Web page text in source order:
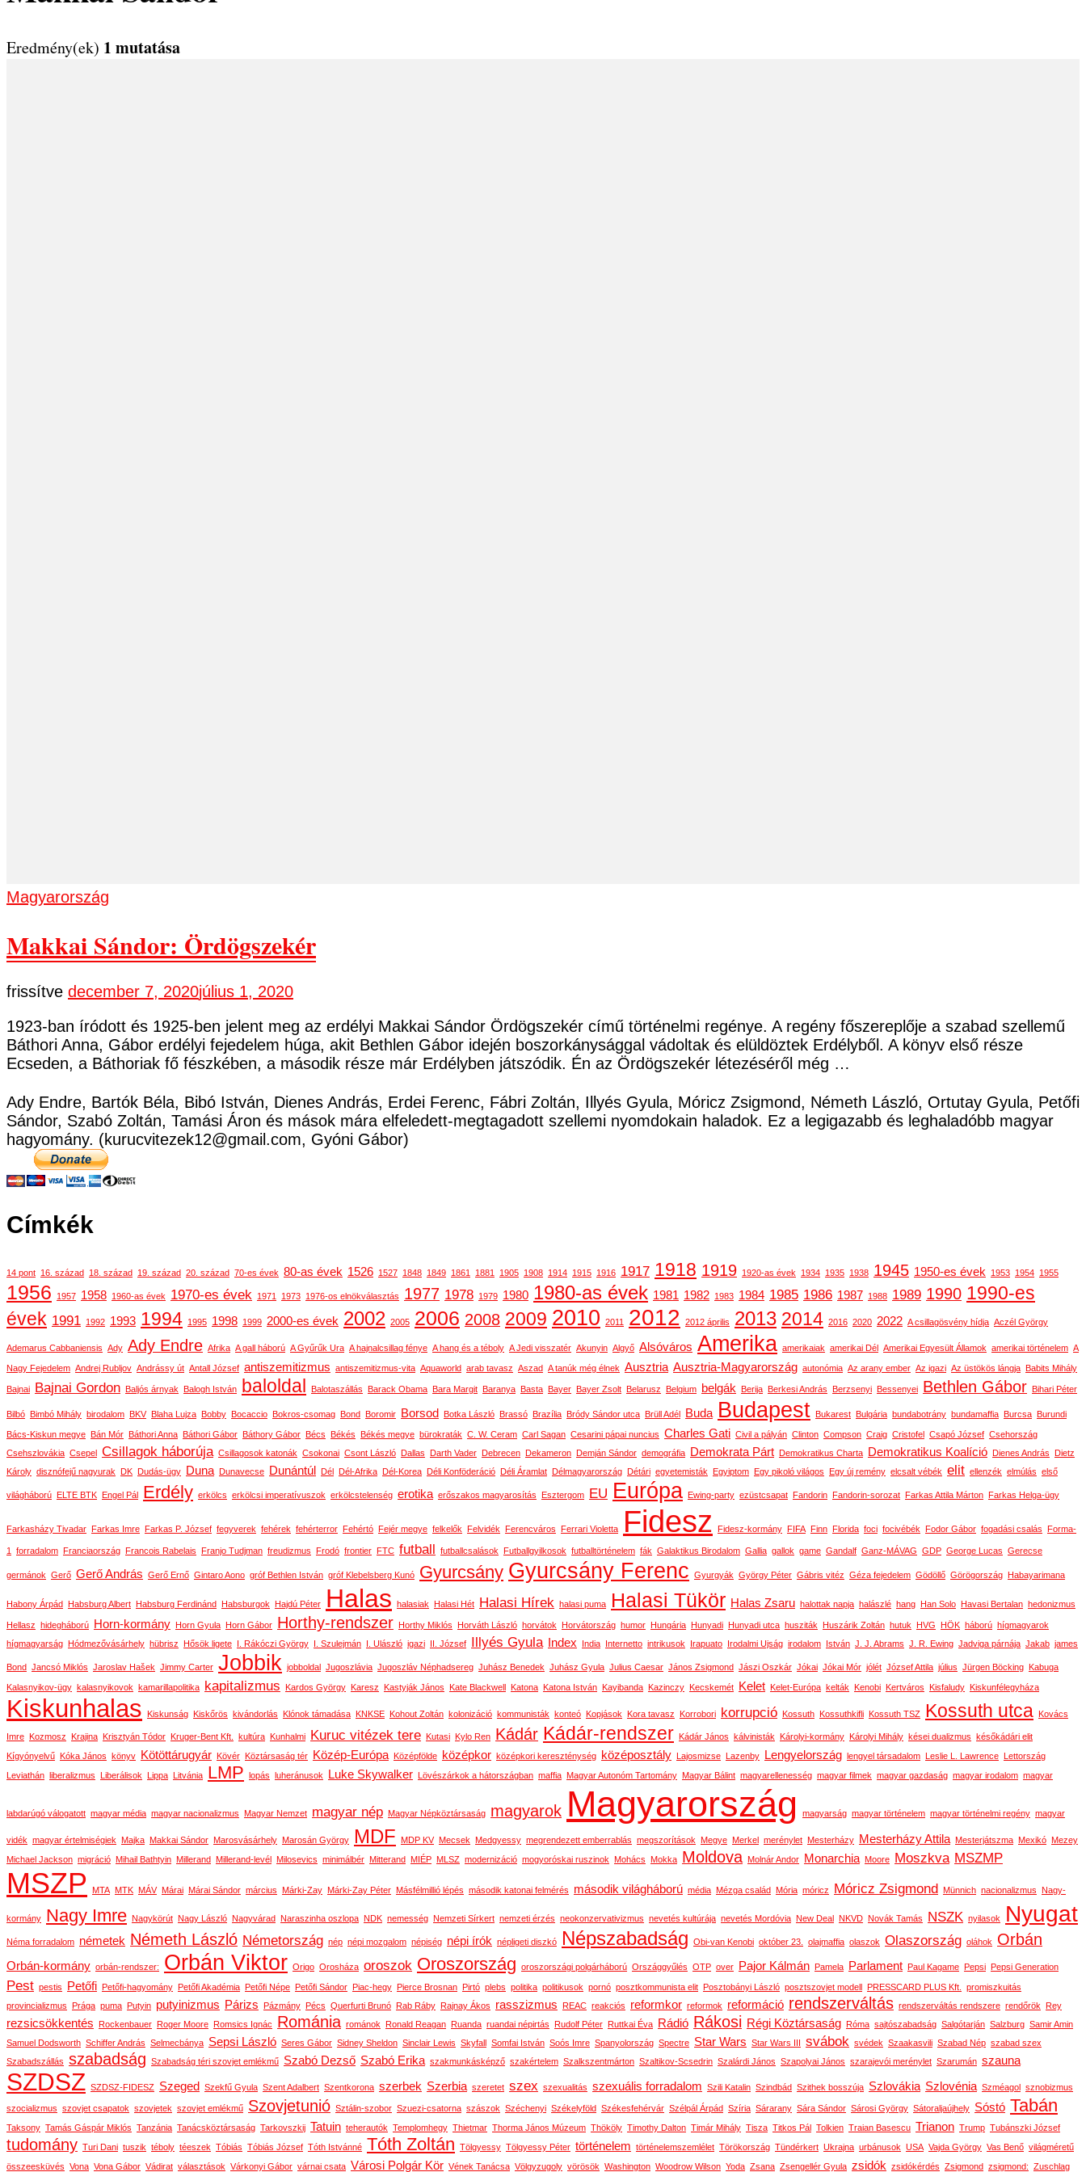
Eredmény(ek) 1 mutatása
Magyarország
Makkai Sándor: Ördögszekér
frissítve december 7, 2020július 1, 2020
1923-ban íródott és 1925-ben jelent meg az erdélyi Makkai Sándor Ördögszekér című történelmi regénye. A regény főszereplője a szabad szellemű
Báthori Anna, Gábor erdélyi fejedelem húga, akit Bethlen Gábor idején boszorkánysággal vádoltak és elüldöztek Erdélyből. A könyv első része
Ecseden, a Báthoriak fő fészkében, a második része már Erdélyben játszódik. Én az Ördögszekér létezéséről még …
Ady Endre, Bartók Béla, Bibó István, Dienes András, Erdei Ferenc, Fábri Zoltán, Illyés Gyula, Móricz Zsigmond, Németh László, Ortutay Gyula, Petőfi
Sándor, Szabó Zoltán, Tamási Áron és mások mára elfeledett-megtagadott szellemi nyomdokain haladok. Ez a legigazabb és leghaladóbb magyar
hagyomány. (kurucvitezek12@gmail.com, Gyóni Gábor)
Címkék
14 pont 16. század 18. század 19. század 20. század 70-es évek 80-as évek 1526 1527 1848 1849 1861 1881 1905 1908 1914 1915 1916 1917 1918 1919 1920-as évek 1934 1935 1938 1945 1950-es évek 1953 1954 1955
1956 1957 1958 1960-as évek 1970-es évek 1971 1973 1976-os elnökválasztás 1977 1978 1979 1980 1980-as évek 1981 1982 1983 1984 1985 1986 1987 1988 1989 1990 1990-es
évek 1991 1992 1993 1994 1995 1998 1999 2000-es évek 2002 2005 2006 2008 2009 2010 2011 2012 2012 április 2013 2014 2016 2020 2022 A csillagösvény hídja Aczél György
Ademarus Cabbaniensis Ady Ady Endre Afrika A gall háború A Gyűrűk Ura A hajnalcsillag fénye A hang és a téboly A Jedi visszatér Akunyin Algyő Alsóváros Amerika amerikaiak amerikai Dél Amerikai Egyesült Államok amerikai történelem A
Nagy Fejedelem Andrej Rubljov Andrássy út Antall József antiszemitizmus antiszemitizmus-vita Aquaworld arab tavasz Aszad A tanúk még élnek Ausztria Ausztria-Magyarország autonómia Az arany ember Az igazi Az üstökös lángja Babits Mihály
Bajnai Bajnai Gordon Baljós árnyak Balogh István baloldal Balotaszállás Barack Obama Bara Margit Baranya Basta Bayer Bayer Zsolt Belarusz Belgium belgák Berija Berkesi András Berzsenyi Bessenyei Bethlen Gábor Bihari Péter
Bilbó Bimbó Mihály birodalom BKV Blaha Lujza Bobby Bocaccio Bokros-csomag Bond Boromir Borsod Botka László Brassó Brazília Bródy Sándor utca Brüll Adél Buda Budapest Bukarest Bulgária bundabotrány bundamaffia Burcsa Burundi
Bács-Kiskun megye Bán Mór Báthori Anna Báthori Gábor Báthory Gábor Bécs Békés Békés megye bürokraták C. W. Ceram Carl Sagan Cesarini pápai nuncius Charles Gati Civil a pályán Clinton Compson Craig Cristofel Csapó József Csehország
Csehszlovákia Csepel Csillagok háborúja Csillagosok katonák Csokonai Csont László Dallas Darth Vader Debrecen Dekameron Demján Sándor demográfia Demokrata Párt Demokratikus Charta Demokratikus Koalíció Dienes András Dietz
Károly disznófejű nagyurak DK Dudás-ügy Duna Dunavecse Dunántúl Dél Dél-Afrika Dél-Korea Déli Konföderáció Déli Áramlat Délmagyarország Détári egyetemisták Egyiptom Egy pikoló világos Egy új remény elcsalt vébék elit ellenzék elmúlás első
világháború ELTE BTK Engel Pál Erdély erkölcs erkölcsi imperatívuszok erkölcstelenség erotika erőszakos magyarosítás Esztergom EU Európa Ewing-party ezüstcsapat Fandorin Fandorin-sorozat Farkas Attila Márton Farkas Helga-ügy
Farkasházy Tivadar Farkas Imre Farkas P. József fegyverek fehérek fehérterror Fehértó Fejér megye felkelők Felvidék Ferencváros Ferrari Violetta Fidesz Fidesz-kormány FIFA Finn Florida foci focivébék Fodor Gábor fogadási csalás Forma-
1 forradalom Franciaország Francois Rabelais Franjo Tudjman freudizmus Frodó frontier FTC futball futballcsalások Futballgyilkosok futballtörténelem fák Galaktikus Birodalom Gallia gallok game Gandalf Ganz-MÁVAG GDP George Lucas Gerecse
germánok Gerő Gerő András Gerő Ernő Gintaro Aono gróf Bethlen István gróf Klebelsberg Kunó Gyurcsány Gyurcsány Ferenc Gyurgyák György Péter Gábris vitéz Géza fejedelem Gödöllő Görögország Habayarimana
Habony Árpád Habsburg Albert Habsburg Ferdinánd Habsburgok Hajdú Péter Halas halasiak Halasi Hét Halasi Hírek halasi puma Halasi Tükör Halas Zsaru halottak napja halászlé hang Han Solo Havasi Bertalan hedonizmus
Hellasz hidegháború Horn-kormány Horn Gyula Horn Gábor Horthy-rendszer Horthy Miklós Horváth László horvátok Horvátország humor Hungária Hunyadi Hunyadi utca husziták Huszárik Zoltán hutuk HVG HÖK háború hígmagyarok
hígmagyarság Hódmezővásárhely hübrisz Hősök ligete I. Rákóczi György I. Szulejmán I. Ulászló igazi II. József Illyés Gyula Index India Internetto intrikusok Irapuato Irodalmi Ujság irodalom István J. J. Abrams J. R. Ewing Jadviga párnája Jakab james
Bond Jancsó Miklós Jaroslav Hašek Jimmy Carter Jobbik jobboldal Jugoszlávia Jugoszláv Néphadsereg Juhász Benedek Juhász Gyula Julius Caesar János Zsigmond Jászi Oszkár Jókai Jókai Mór jólét József Attila július Jürgen Böcking Kabuga
Kalasnyikov-ügy kalasnyikovok kamarillapolitika kapitalizmus Kardos György Karesz Kastyják János Kate Blackwell Katona Katona István Kayibanda Kazinczy Kecskemét Kelet Kelet-Európa kelták Kenobi Kertváros Kisfaludy Kiskunfélegyháza
Kiskunhalas Kiskunság Kiskőrös kivándorlás Klónok támadása KNKSE Kohout Zoltán kolonizáció kommunisták konteó Kopjások Kora tavasz Korrobori korrupció Kossuth Kossuthkifli Kossuth TSZ Kossuth utca Kovács
Imre Kozmosz Krajina Krisztyán Tódor Kruger-Bent Kft. kultúra Kunhalmi Kuruc vitézek tere Kutasi Kylo Ren Kádár Kádár-rendszer Kádár János kálvinisták Károlyi-kormány Károlyi Mihály kései dualizmus későkádári elit
Kígyónyelvű Kóka János könyv Kötöttárugyár Kövér Köztársaság tér Közép-Európa Középfölde középkor középkori kereszténység középosztály Lajosmizse Lazenby Lengyelország lengyel társadalom Leslie L. Lawrence Lettország
Leviathán liberalizmus Liberálisok Lippa Litvánia LMP lopás luheránusok Luke Skywalker Lövészárkok a hátországban maffia Magyar Autonóm Tartomány Magyar Bálint magyarellenesség magyar filmek magyar gazdaság magyar irodalom magyar
labdarúgó válogatott magyar média magyar nacionalizmus Magyar Nemzet magyar nép Magyar Népköztársaság magyarok Magyarország magyarság magyar történelem magyar történelmi regény magyar
vidék magyar értelmiségiek Majka Makkai Sándor Marosvásárhely Marosán György MDF MDP KV Mecsek Medgyessy megrendezett emberrablás megszorítások Megye Merkel merénylet Mesterházy Mesterházy Attila Mesterjátszma Mexikó Mezey
Michael Jackson migráció Mihail Bathtyin Millerand Millerand-levél Milosevics minimálbér Mitterand MIÉP MLSZ modernizáció mogyoróskai ruszinok Mohács Mokka Moldova Molnár Andor Monarchia Moore Moszkva MSZMP
MSZP MTA MTK MÁV Márai Márai Sándor március Márki-Zay Márki-Zay Péter Másfélmillió lépés második katonai felmérés második világháború média Mézga család Mória móricz Móricz Zsigmond Münnich nacionalizmus Nagy-
kormány Nagy Imre Nagykörút Nagy László Nagyvárad Naraszinha oszlopa NDK nemesség Nemzeti Sírkert nemzeti érzés neokonzervativizmus nevetés kultúrája nevetés Mordóvia New Deal NKVD Novák Tamás NSZK nyilasok Nyugat
Néma forradalom németek Németh László Németország nép népi mozgalom népiség népi írók népligeti diszkó Népszabadság Obi-van Kenobi október 23. olajmaffia olaszok Olaszország oláhok Orbán
Orbán-kormány orbán-rendszer: Orbán Viktor Origo Orosháza oroszok Oroszország oroszországi polgárháború Országgyűlés OTP over Pajor Kálmán Pamela Parlament Paul Kagame Pepsi Pepsi Generation
Pest pestis Petőfi Petőfi-hagyomány Petőfi Akadémia Petőfi Népe Petőfi Sándor Piac-hegy Pierce Brosnan Pirtó plebs politika politikusok pornó posztkommunista elit Posztobányi László posztszovjet modell PRESSCARD PLUS Kft.
promiszkuitás
provincializmus Prága puma Putyin putyinizmus Párizs Pázmány Pécs Querfurti Brunó Rab Ráby Rajnay Ákos rasszizmus REAC reakciós reformkor reformok reformáció rendszerváltás rendszerváltás rendszere rendőrök Rey
rezsicsökkentés Rockenbauer Roger Moore Romsics Ignác Románia románok Ronald Reagan Ruanda ruandai népirtás Rudolf Péter Ruttkai Éva Rádió Rákosi Régi Köztársaság Róma sajtószabadság Salgótarján Salzburg Samir Amin
Samuel Dodsworth Schiffer András Selmecbánya Sepsi László Seres Gábor Sidney Sheldon Sinclair Lewis Skyfall Somfai István Soós Imre Spanyolország Spectre Star Wars Star Wars III svábok svédek Szaakasvili Szabad Nép szabad szex
Szabadszállás szabadság Szabadság téri szovjet emlékmű Szabó Dezső Szabó Erika szakmunkásképző szakértelem Szalkszentmárton Szaltikov-Scsedrin Szalárdi János Szapolyai János szarajevói merénylet Szarumán szauna
SZDSZ SZDSZ-FIDESZ Szeged Szekfű Gyula Szent Adalbert Szentkorona szerbek Szerbia szeretet szex szexualitás szexuális forradalom Szili Katalin Szindbád Szithek bosszúja Szlovákia Szlovénia Szméagol sznobizmus
szocializmus szovjet csapatok szovjetek szovjet emlékmű Szovjetunió Sztálin-szobor Szuezi-csatorna szászok Széchenyi Székelyföld Székesfehérvár Szélpál Árpád Szíria Sárarany Sára Sándor Sárosi György Sátoraljaújhely Sóstó Tabán
Taksony Tamás Gáspár Miklós Tanzánia Tanácsköztársaság Tarkovszkij Tatuin teherautók Templomhegy Thietmar Thorma János Múzeum Thököly Timothy Dalton Timár Mihály Tisza Titkos Pál Tolkien Traian Basescu Trianon Trump Tubánszki József
tudomány Turi Dani tuszik téboly téeszek Tóbiás Tóbiás József Tóth Istvánné Tóth Zoltán Tölgyessy Tölgyessy Péter történelem történelemszemlélet Törökország Tündérkert Ukrajna urbánusok USA Vajda György Vas Benő világméretű
összeesküvés Vona Vona Gábor Vádirat választások Várkonyi Gábor várnai csata Városi Polgár Kör Vének Tanácsa Völgyzugoly vörösök Washington Woodrow Wilson Yoda Zsana Zsengellér Gyula zsidók zsidókérdés Zsigmond zsigmond: Zuschlag